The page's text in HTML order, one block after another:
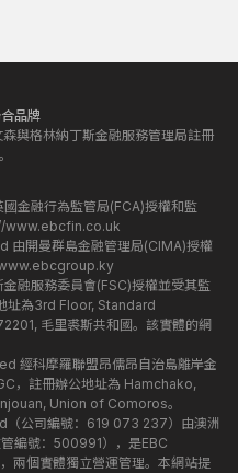
品牌
與格林納丁斯金融服務管理局註冊
金融行為監管局(FCA)授權和監
www.ebcfin.co.uk
開曼群島金融管理局(CIMA)授權
融服務委員會(FSC)授權並受其監
址為3rd Floor, Standard
毛里裘斯共和國。該實體的網
經科摩羅聯盟昂儒昂自治島離岸金
，註冊辦公地址為 Hamchako,
Union of Comoros。
公司編號：619 073 237）由澳洲
編號：500991），是EBC
兩個實體獨立營運管理。本網站提